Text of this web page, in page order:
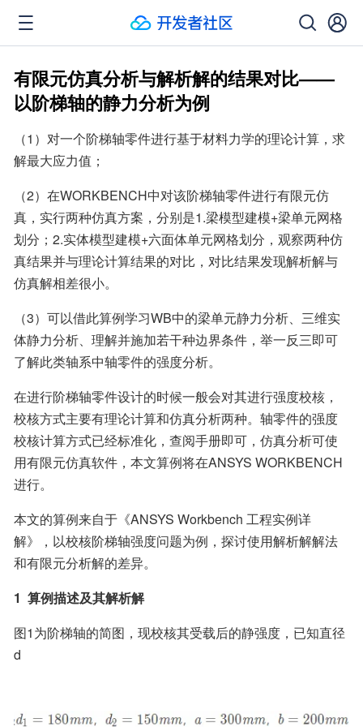
有限元仿真分析与解析解的结果对比——
以阶梯轴的静力分析为例
（1）对一个阶梯轴零件进行基于材料力学的理论计算，求
解最大应力值；
（2）在WORKBENCH中对该阶梯轴零件进行有限元仿
真，实行两种仿真方案，分别是1.梁模型建模+梁单元网格
划分；2.实体模型建模+六面体单元网格划分，观察两种仿
真结果并与理论计算结果的对比，对比结果发现解析解与
仿真解相差很小。
（3）可以借此算例学习WB中的梁单元静力分析、三维实
体静力分析、理解并施加若干种边界条件，举一反三即可
了解此类轴系中轴零件的强度分析。
在进行阶梯轴零件设计的时候一般会对其进行强度校核，
校核方式主要有理论计算和仿真分析两种。轴零件的强度
校核计算方式已经标准化，查阅手册即可，仿真分析可使
用有限元仿真软件，本文算例将在ANSYS WORKBENCH
进行。
本文的算例来自于《ANSYS Workbench 工程实例详
解》，以校核阶梯轴强度问题为例，探讨使用解析解解法
和有限元分析解的差异。
1  算例描述及其解析解
图1为阶梯轴的简图，现校核其受载后的静强度，已知直径
d